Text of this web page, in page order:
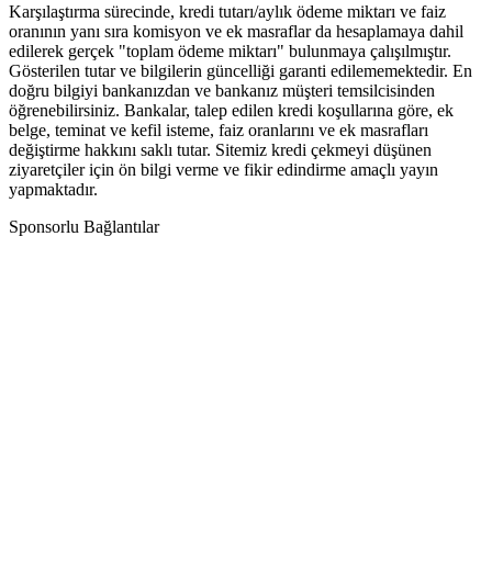
Karşılaştırma sürecinde, kredi tutarı/aylık ödeme miktarı ve faiz
oranının yanı sıra komisyon ve ek masraflar da hesaplamaya dahil
edilerek gerçek "toplam ödeme miktarı" bulunmaya çalışılmıştır.
Gösterilen tutar ve bilgilerin güncelliği garanti edilememektedir. En
doğru bilgiyi bankanızdan ve bankanız müşteri temsilcisinden
öğrenebilirsiniz. Bankalar, talep edilen kredi koşullarına göre, ek
belge, teminat ve kefil isteme, faiz oranlarını ve ek masrafları
değiştirme hakkını saklı tutar. Sitemiz kredi çekmeyi düşünen
ziyaretçiler için ön bilgi verme ve fikir edindirme amaçlı yayın
yapmaktadır.
Sponsorlu Bağlantılar